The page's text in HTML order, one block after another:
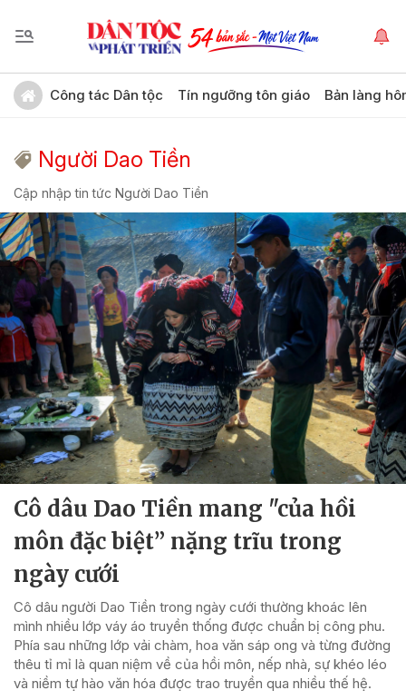
Công tác Dân tộc Tín ngưỡng tôn giáo Bản làng
Người Dao Tiền
Cập nhập tin tức Người Dao Tiền
Cô dâu Dao Tiền mang "của hồi
môn đặc biệt” nặng trĩu trong
ngày cưới
Cô dâu người Dao Tiền trong ngày cưới thường khoác lên
mình nhiều lớp váy áo truyền thống được chuẩn bị công phu.
Phía sau những lớp vải chàm, hoa văn sáp ong và từng đường
thêu tỉ mỉ là quan niệm về của hồi môn, nếp nhà, sự khéo léo
và niềm tự hào văn hóa được trao truyền qua nhiều thế hệ.